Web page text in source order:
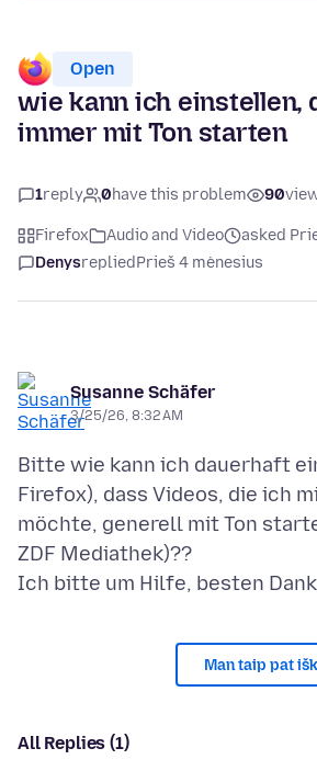
Open
wie kann ich einstellen,
immer mit Ton starten
1reply 0have this problem 90
Firefox Audio and Video
asked
DenysrepliedPrieš 4 mėnesius
Susanne Schäfer
3/25/26, 8:32 AM
Bitte wie kann ich dauerhaft
Firefox), dass Videos, die ich
möchte, generell mit Ton
ZDF Mediathek)??
Man taip pat
All Replies (1)